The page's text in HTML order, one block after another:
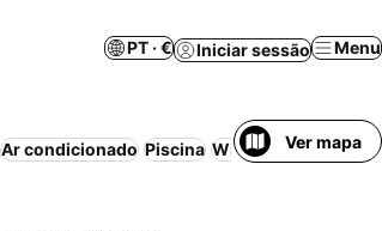
PT · € Iniciar sessão Menu
Ar condicionado Piscina Wi-fi Aparthotel
Ver mapa